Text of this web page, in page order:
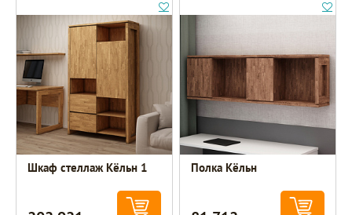
Шкаф стеллаж Кёльн 1 Полка Кёльн